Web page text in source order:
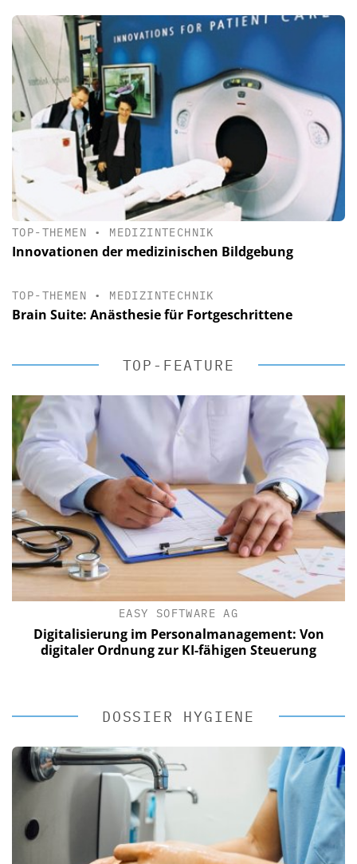
TOP-THEMEN • MEDIZINTECHNIK
Innovationen der medizinischen Bildgebung
TOP-THEMEN • MEDIZINTECHNIK
Brain Suite: Anästhesie für Fortgeschrittene
TOP-FEATURE
EASY SOFTWARE AG
Digitalisierung im Personalmanagement: Von
digitaler Ordnung zur KI-fähigen Steuerung
DOSSIER HYGIENE